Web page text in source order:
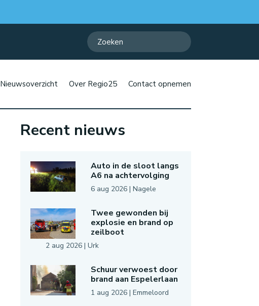
Nieuwsoverzicht Over Regio25 Contact opnemen
Recent nieuws
Auto in de sloot langs
A6 na achtervolging
6 aug 2026| Nagele
Twee gewonden bij
explosie en brand op
zeilboot
2 aug 2026| Urk
Schuur verwoest door
brand aan Espelerlaan
1 aug 2026| Emmeloord